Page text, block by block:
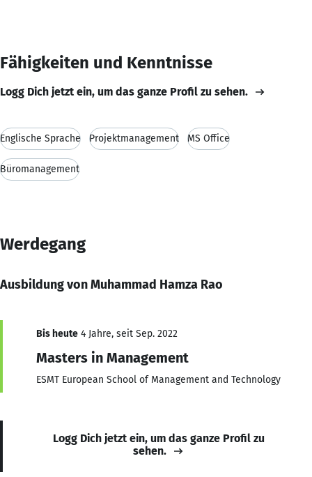
Fähigkeiten und Kenntnisse
Logg Dich jetzt ein, um das ganze Profil zu sehen.
Englische Sprache Projektmanagement MS Office
Büromanagement
Werdegang
Ausbildung von Muhammad Hamza Rao
Bis heute 4 Jahre, seit Sep. 2022
Masters in Management
ESMT European School of Management and Technology
Logg Dich jetzt ein, um das ganze Profil zu
sehen.